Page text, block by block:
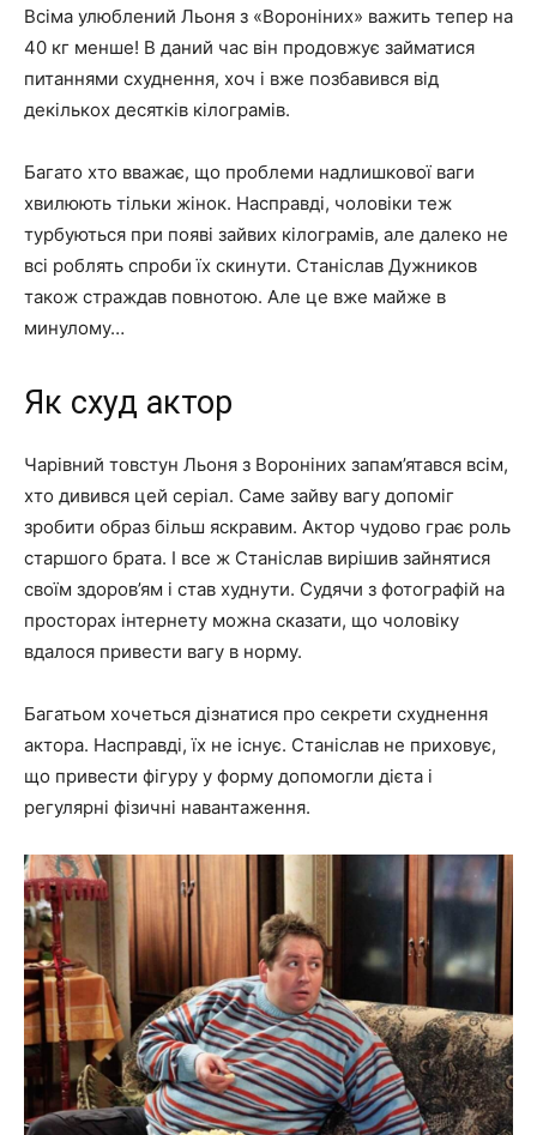
Всіма улюблений Льоня з «Вороніних» важить тепер на
40 кг менше! В даний час він продовжує займатися
питаннями схуднення, хоч і вже позбавився від
декількох десятків кілограмів.
Багато хто вважає, що проблеми надлишкової ваги
хвилюють тільки жінок. Насправді, чоловіки теж
турбуються при появі зайвих кілограмів, але далеко не
всі роблять спроби їх скинути. Станіслав Дужников
також страждав повнотою. Але це вже майже в
минулому…
Як схуд актор
Чарівний товстун Льоня з Вороніних запам’ятався всім,
хто дивився цей серіал. Саме зайву вагу допоміг
зробити образ більш яскравим. Актор чудово грає роль
старшого брата. І все ж Станіслав вирішив зайнятися
своїм здоров’ям і став худнути. Судячи з фотографій на
просторах інтернету можна сказати, що чоловіку
вдалося привести вагу в норму.
Багатьом хочеться дізнатися про секрети схуднення
актора. Насправді, їх не існує. Станіслав не приховує,
що привести фігуру у форму допомогли дієта і
регулярні фізичні навантаження.